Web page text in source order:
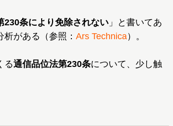
230条により免除されない 」と書いてあ
がある（参照： Ars Technica）。
る通信品位法第230条について、少し触